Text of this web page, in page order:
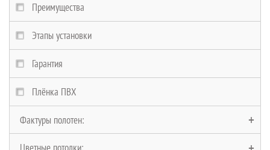
Преимущества
Этапы установки
Гарантия
Плёнка ПВХ
Фактуры полотен: